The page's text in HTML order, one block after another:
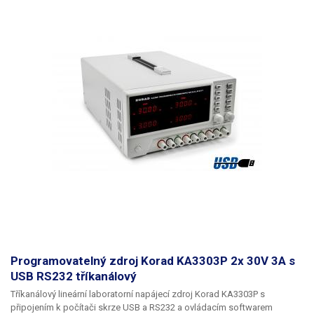
Programovatelný zdroj Korad KA3303P 2x 30V 3A s
USB RS232 tříkanálový
Tříkanálový lineární laboratorní napájecí zdroj Korad KA3303P s
připojením k počítači skrze USB a RS232 a ovládacím softwarem